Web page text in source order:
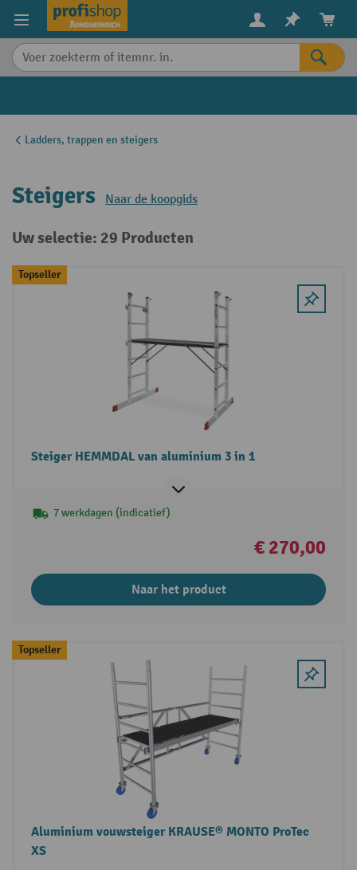
content
Ladders, trappen en steigers
Steigers Naar de koopgids
Uw selectie: 29 Producten
Topseller
Steiger HEMMDAL van aluminium 3 in 1
7 werkdagen (indicatief)
€ 270,00
Naar het product
Topseller
Aluminium vouwsteiger KRAUSE® MONTO ProTec
XS